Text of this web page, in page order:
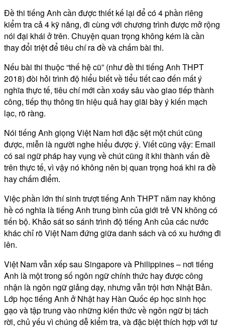
Đề thi tiếng Anh cần được thiết kế lại để có 4 phần riêng
kiểm tra cả 4 kỹ năng, đi cùng với chương trình được mở rộng
nói đại khái ở trên. Chuyện quan trọng không kém là cần
thay đổi triệt để tiêu chí ra đề và chấm bài thi.
Nếu bài thi thuộc “thế hệ cũ” (như đề thi tiếng Anh THPT
2018) đòi hỏi trình độ hiểu biết về tiểu tiết cao đến mất ý
nghĩa thực tế, tiêu chí mới cần xoáy sâu vào giao tiếp thành
công, tiếp thụ thông tin hiệu quả hay giãi bày ý kiến mạch
lạc, rõ ràng.
Nói tiếng Anh giọng Việt Nam hơi đặc sệt một chút cũng
được, miễn là người nghe hiểu được ý. Viết cũng vậy: Email
có sai ngữ pháp hay vụng về chút cũng ít khi thành vấn đề
trên thực tế, vì vậy nó không nên bị quan trọng hoá khi ra đề
hay chấm điểm.
Việc phần lớn thí sinh trượt tiếng Anh THPT năm nay không
hề có nghĩa là tiếng Anh trung bình của giới trẻ VN không có
tiến bộ. Khảo sát so sánh trình độ tiếng Anh của các nước
khác chỉ rõ Việt Nam đứng giữa danh sách và có xu hướng đi
lên.
Việt Nam vẫn xếp sau Singapore và Philippines – nơi tiếng
Anh là một trong số ngôn ngữ chính thức hay được công
nhận là ngôn ngữ giảng dạy, nhưng vẫn trội hơn Nhật Bản.
Lớp học tiếng Anh ở Nhật hay Hàn Quốc ép học sinh học
gạo và tập trung vào những kiến thức về ngôn ngữ bị tách
rời, chủ yếu vì chúng dễ kiểm tra, và đặc biệt thích hợp với tư